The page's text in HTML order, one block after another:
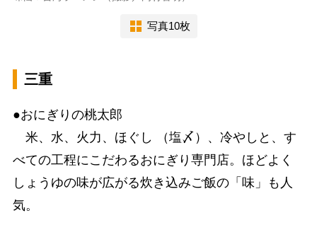
写真10枚
三重
●おにぎりの桃太郎
米、水、火力、ほぐし （塩〆）、冷やしと、す
べての工程にこだわるおにぎり専門店。ほどよく
しょうゆの味が広がる炊き込みご飯の「味」も人
気。